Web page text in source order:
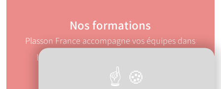
YouTube est désactivé.
Nos formations
Plasson France accompagne vos équipes dans
l’apprentissage des bonnes pratiques de
raccordement du PE.